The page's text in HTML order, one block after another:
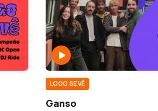
LOGO SE VÊ
Ganso